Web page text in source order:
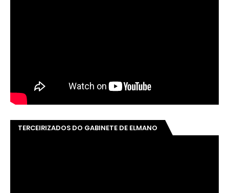
TERCEIRIZADOS DO GABINETE DE ELMANO